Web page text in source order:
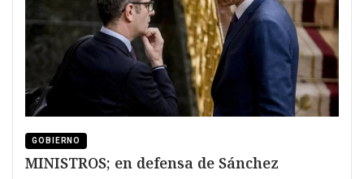
GOBIERNO
MINISTROS; en defensa de Sánchez